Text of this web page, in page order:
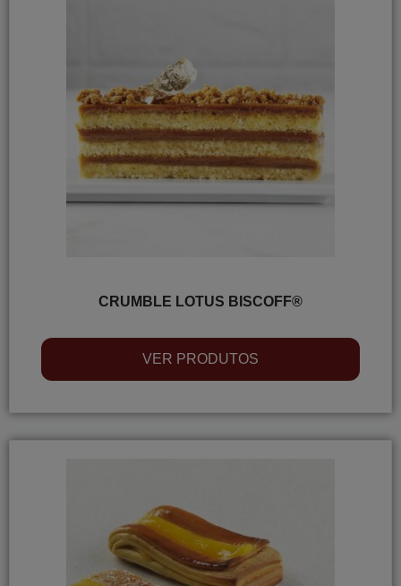
CRUMBLE LOTUS BISCOFF®
VER PRODUTOS